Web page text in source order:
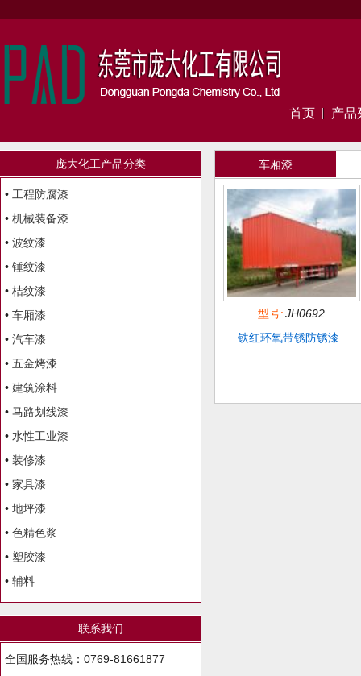
首页 产品
庞大化工产品分类
• 工程防腐漆
• 机械装备漆
• 波纹漆
• 锤纹漆
• 桔纹漆
• 车厢漆
• 汽车漆
• 五金烤漆
• 建筑涂料
• 马路划线漆
• 水性工业漆
• 装修漆
• 家具漆
• 地坪漆
• 色精色浆
• 塑胶漆
• 辅料
联系我们
全国服务热线：0769-81661877
车厢漆
型号:JH0692
铁红环氧带锈防锈漆